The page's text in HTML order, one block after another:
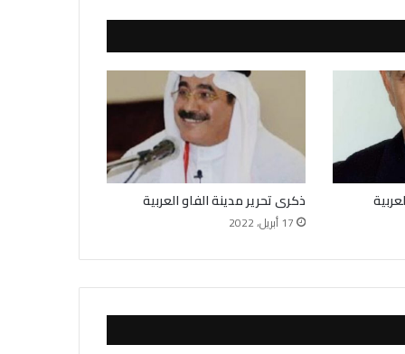
ذكرى تحرير مدينة الفاو العربية
17 أبريل، 2022